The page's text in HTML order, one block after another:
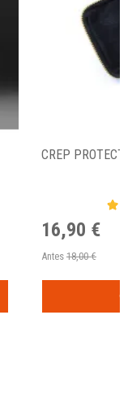
CREP PROTECT
16,90 €
Antes 18,00 €